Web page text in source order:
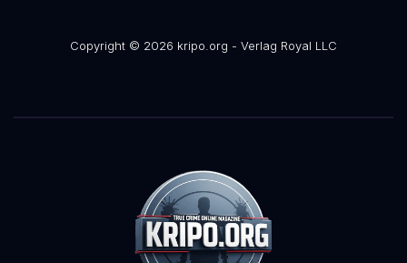
Copyright © 2026 kripo.org - Verlag Royal LLC